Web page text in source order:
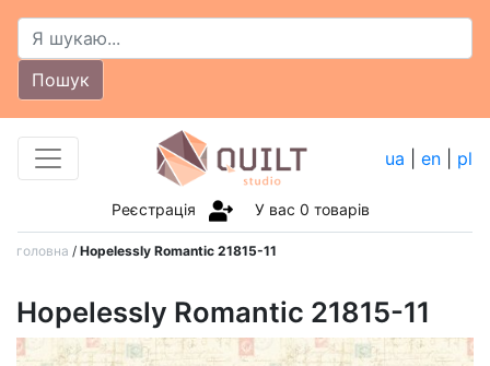
Пошук
ua en pl
Реєстрація У вас 0 товарів
головна / Hopelessly Romantic 21815-11
Hopelessly Romantic 21815-11